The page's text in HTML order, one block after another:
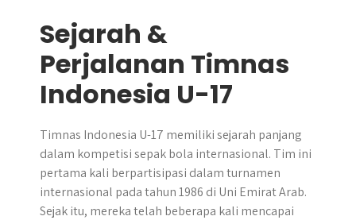
Sejarah &
Perjalanan Timnas
Indonesia U-17
Timnas Indonesia U-17 memiliki sejarah panjang
dalam kompetisi sepak bola internasional. Tim ini
pertama kali berpartisipasi dalam turnamen
internasional pada tahun 1986 di Uni Emirat Arab.
Sejak itu, mereka telah beberapa kali mencapai